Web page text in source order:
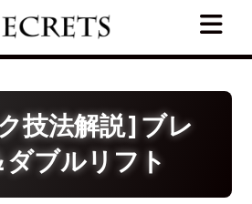
技法解説]ブレ
ブルリフト